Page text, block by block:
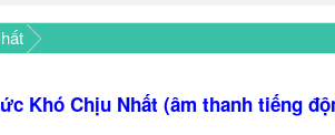
Khó Chịu Nhất (âm thanh tiếng